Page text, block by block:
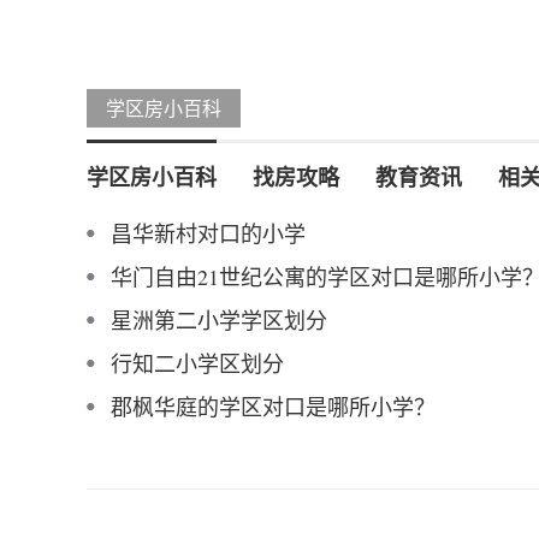
学区房小百科
学区房小百科 找房攻略 教育资讯 相
昌华新村对口的小学
华门自由21世纪公寓的学区对口是哪所小学？
星洲第二小学学区划分
行知二小学区划分
郡枫华庭的学区对口是哪所小学？